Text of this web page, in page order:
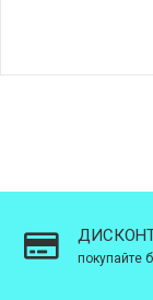
покупайте